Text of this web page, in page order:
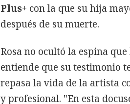
Plus+ con la que su hija
después de su muerte.
Rosa no ocultó la espina
entiende que su testimonio
repasa la vida de la artista
y profesional. "En esta